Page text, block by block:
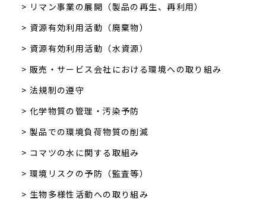
> リマン事業の展開（製品の再生、再利用）
> 資源有効利用活動（廃棄物）
> 資源有効利用活動（水資源）
> 販売・サービス会社における環境への取り組み
> 法規制の遵守
> 化学物質の管理・汚染予防
> 製品での環境負荷物質の削減
> コマツの水に関する取組み
> 環境リスクの予防（監査等）
> 生物多様性活動への取り組み